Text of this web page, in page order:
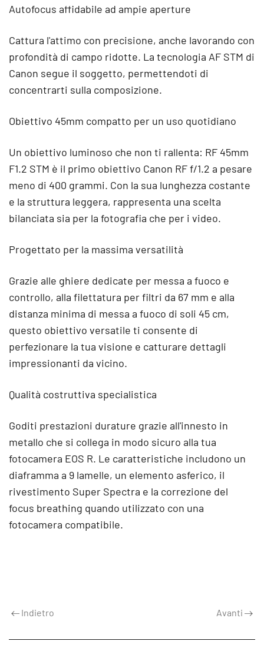
Autofocus affidabile ad ampie aperture
Cattura l'attimo con precisione, anche lavorando con
profondità di campo ridotte. La tecnologia AF STM di
Canon segue il soggetto, permettendoti di
concentrarti sulla composizione.
Obiettivo 45mm compatto per un uso quotidiano
Un obiettivo luminoso che non ti rallenta: RF 45mm
F1.2 STM è il primo obiettivo Canon RF f/1.2 a pesare
meno di 400 grammi. Con la sua lunghezza costante
e la struttura leggera, rappresenta una scelta
bilanciata sia per la fotografia che per i video.
Progettato per la massima versatilità
Grazie alle ghiere dedicate per messa a fuoco e
controllo, alla filettatura per filtri da 67 mm e alla
distanza minima di messa a fuoco di soli 45 cm,
questo obiettivo versatile ti consente di
perfezionare la tua visione e catturare dettagli
impressionanti da vicino.
Qualità costruttiva specialistica
Goditi prestazioni durature grazie all'innesto in
metallo che si collega in modo sicuro alla tua
fotocamera EOS R. Le caratteristiche includono un
diaframma a 9 lamelle, un elemento asferico, il
rivestimento Super Spectra e la correzione del
focus breathing quando utilizzato con una
fotocamera compatibile.
Indietro Avanti